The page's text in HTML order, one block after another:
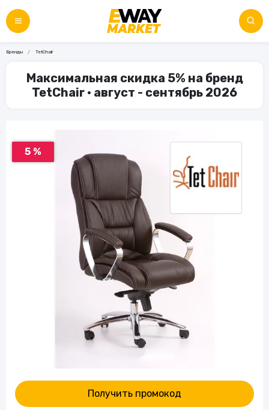
Бренды TetChair
Максимальная скидка 5% на бренд
TetChair • август - сентябрь 2026
5 %
Получить промокод